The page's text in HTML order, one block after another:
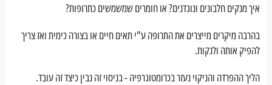
איך מנקים חלבונים ונוגדנים? או חומרים שמשמשים כתרופות?
בהרבה מיקרים מייצרים את התרופה ע"י תאים חיים או בצורה כימית ואז צריך
להפיק אותה ולנקות.
הליך ההפרדה והניקוי נעזר בכרומטוגרפיה - בניסוי זה נבין כיצד זה עובד.